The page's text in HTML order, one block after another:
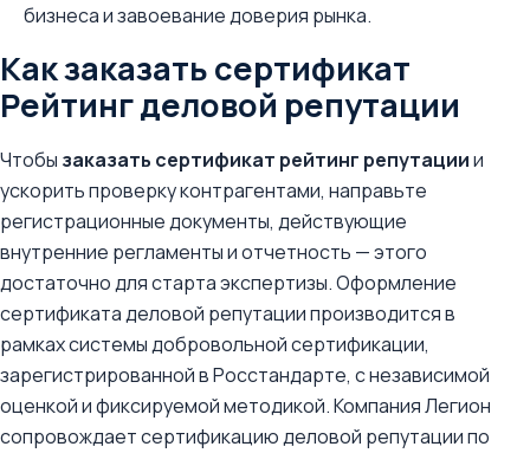
бизнеса и завоевание доверия рынка.
Как заказать сертификат
Рейтинг деловой репутации
Чтобы заказать сертификат рейтинг репутациии
ускорить проверку контрагентами, направьте
регистрационные документы, действующие
внутренние регламенты и отчетность — этого
достаточно для старта экспертизы. Оформление
сертификата деловой репутации производится в
рамках системы добровольной сертификации,
зарегистрированной в Росстандарте, с независимой
оценкой и фиксируемой методикой. Компания Легион
сопровождает сертификацию деловой репутации по